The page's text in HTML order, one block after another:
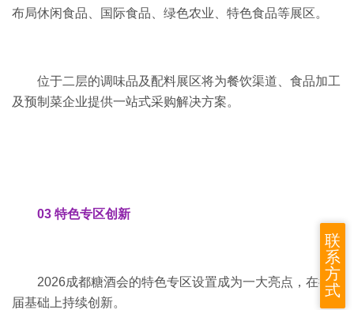
布局休闲食品、国际食品、绿色农业、特色食品等展区。
位于二层的调味品及配料展区将为餐饮渠道、食品加工
及预制菜企业提供一站式采购解决方案。
03 特色专区创新
2026成都糖酒会的特色专区设置成为一大亮点，在往
届基础上持续创新。
联
系
方
式